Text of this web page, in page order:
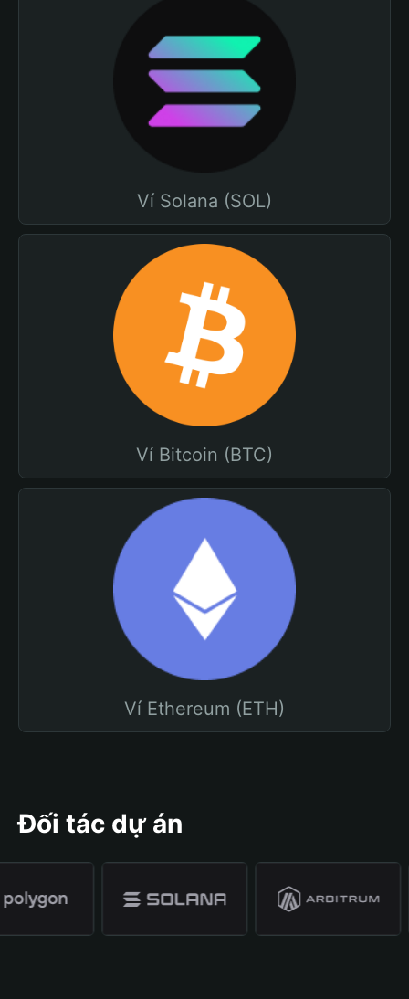
Ví Solana (SOL)
Ví Bitcoin (BTC)
Ví Ethereum (ETH)
Đối tác dự án